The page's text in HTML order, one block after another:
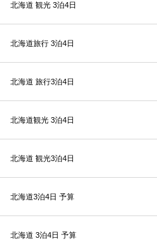
北海道 観光 3泊4日
北海道旅行 3泊4日
北海道 旅行3泊4日
北海道観光 3泊4日
北海道 観光3泊4日
北海道3泊4日 予算
北海道 3泊4日 予算